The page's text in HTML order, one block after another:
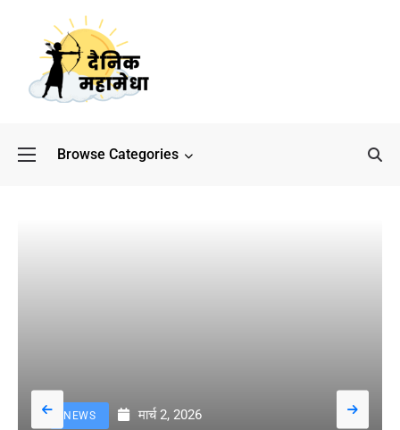
Browse Categories
NEWS मार्च 2, 2026